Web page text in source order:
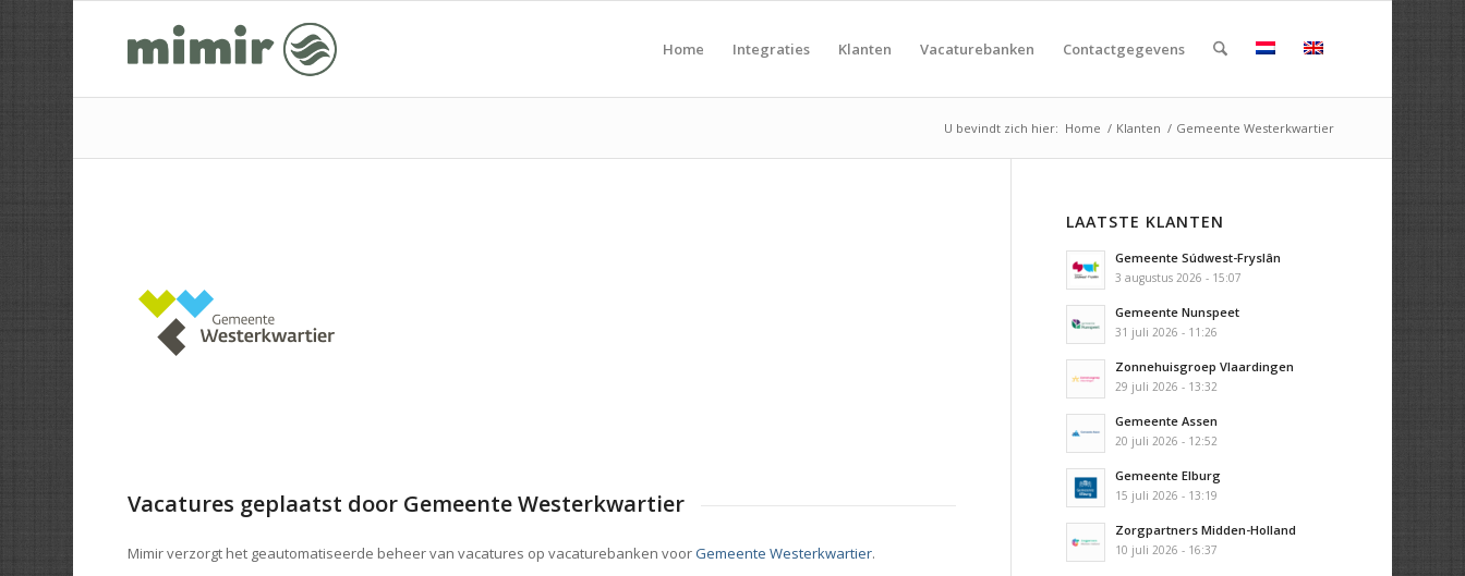
Home Integraties Klanten Vacaturebanken Contactgegevens
U bevindt zich hier: Home / Klanten / Gemeente Westerkwartier
Vacatures geplaatst door Gemeente Westerkwartier
Mimir verzorgt het geautomatiseerde beheer van vacatures op vacaturebanken voorGemeente Westerkwartier.
LAATSTE KLANTEN
Gemeente Súdwest-Fryslân
3 augustus 2026 - 15:07
Gemeente Nunspeet
31 juli 2026 - 11:26
Zonnehuisgroep Vlaardingen
29 juli 2026 - 13:32
Gemeente Assen
20 juli 2026 - 12:52
Gemeente Elburg
15 juli 2026 - 13:19
Zorgpartners Midden-Holland
10 juli 2026 - 16:37